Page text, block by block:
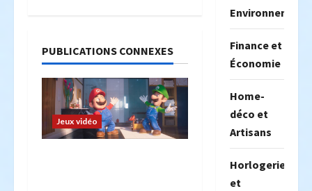
’
a
r
PUBLICATIONS CONNEXES
Jeux vidéo
Environnement
Finance et
Économie
Home-
déco et
Artisans
Horlogerie
et